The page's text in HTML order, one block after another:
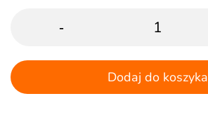
-
Dodaj do koszyka